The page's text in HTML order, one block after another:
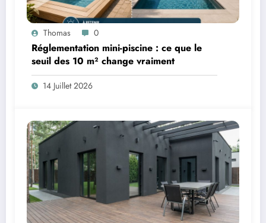
Thomas 0
Réglementation mini-piscine : ce que le
seuil des 10 m² change vraiment
14 Juillet 2026